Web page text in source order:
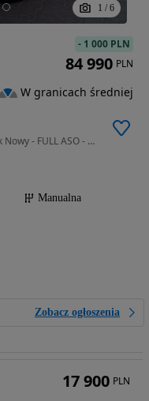
1 / 6
1598 cm3 • 150 KM • Jedyne 88 tys km - Jak Nowy - FULL ASO - NIEMIEC
Manualna
Zobacz ogłoszenia
- 1 000 PLN
84 990 PLN
W granicach średniej
17 900 PLN